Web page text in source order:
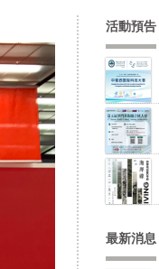
活動預告
最新消息